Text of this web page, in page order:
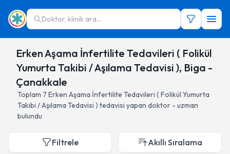
Doktor, klinik ara...
Erken Aşama İnfertilite Tedavileri ( Folikül
Yumurta Takibi / Aşılama Tedavisi ), Biga -
Çanakkale
Toplam 7 Erken Aşama İnfertilite Tedavileri ( Folikül Yumurta
Takibi / Aşılama Tedavisi ) tedavisi yapan doktor - uzman
bulundu
Filtrele Akıllı Sıralama